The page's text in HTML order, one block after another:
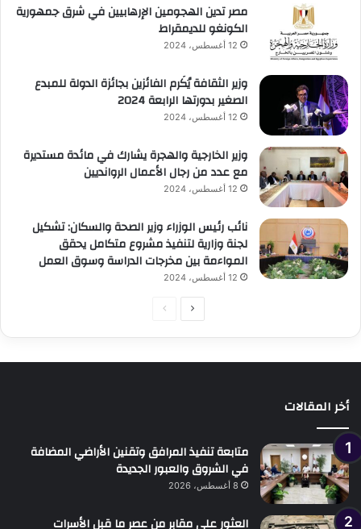
مصر تدين الهجومين الإرهابيين في شرق جمهورية
الكونغو للديمقراط
12 أغسطس، 2024
وزير الثقافة يُكَرم الفائزين بجائزة الدولة للمبدع
الصغير بدورتها الرابعة 2024
12 أغسطس، 2024
وزير الخارجية والهجرة يشارك في مائدة مستديرة
مع عدد من رجال الأعمال الروانديين
12 أغسطس، 2024
نائب رئيس الوزراء وزير الصحة والسكان: تشكيل
لجنة وزارية لتنفيذ مشروع متكامل يحقق
المواءمة بين مخرجات الدراسة وسوق العمل
12 أغسطس، 2024
الصفحةالصفحة
أخر المقالات
متابعة تنفيذ المرافق وتقنين الأراضي المضافة
في الشروق والعبور الجديدة
8 أغسطس، 2026
العثور على مقابر من عصر ما قبل الأسرات